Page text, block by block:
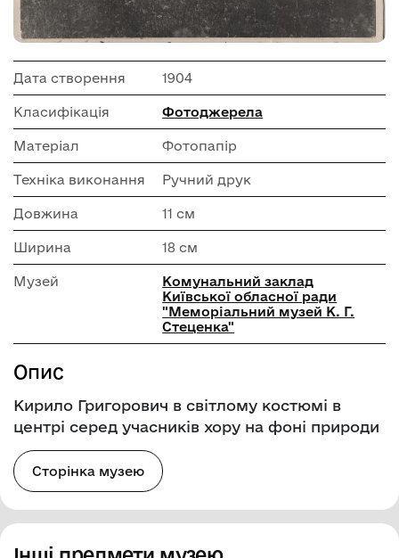
Дата створення 1904
Класифікація Фотоджерела
Матеріал Фотопапір
Техніка виконання Ручний друк
Довжина 11 см
Ширина 18 см
Музей
Комунальний заклад
Київської обласної ради
"Меморіальний музей К. Г.
Стеценка"
Опис
Кирило Григорович в світлому костюмі в
центрі серед учасників хору на фоні природи
Сторінка музею